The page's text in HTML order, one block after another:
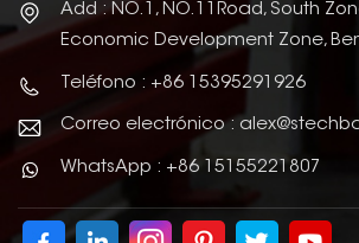
Add : NO.1, NO.11Road, South
Economic Development Zone,
Teléfono : +86 15395291926
Correo electrónico :
WhatsApp : +86 15155221807